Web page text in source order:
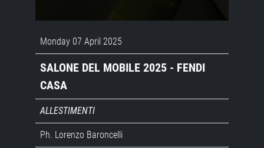
Monday 07 April 2025
SALONE DEL MOBILE 2025 - FENDI
CASA
ALLESTIMENTI
Ph. Lorenzo Baroncelli